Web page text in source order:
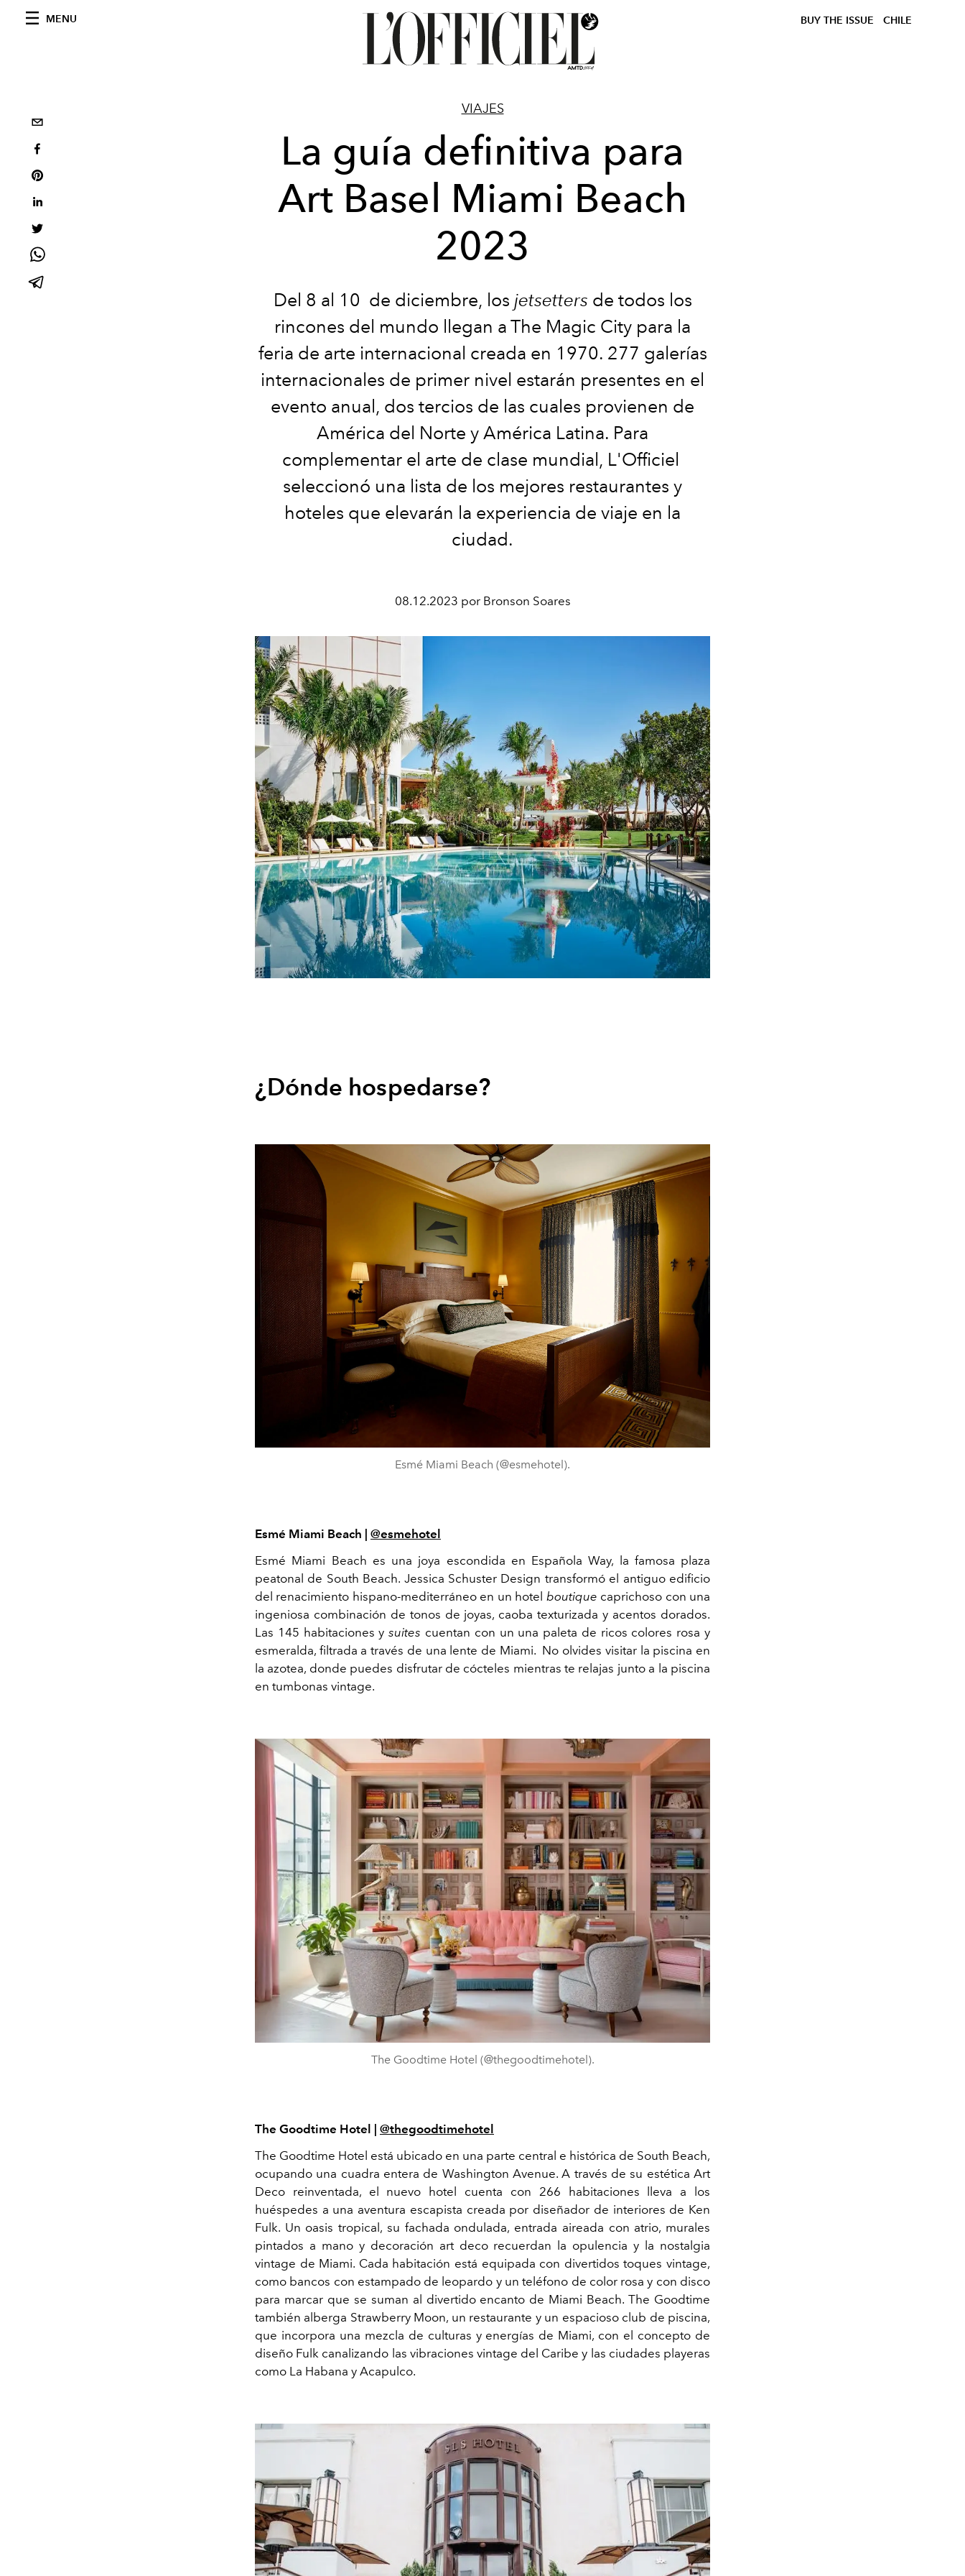
MENU BUY THE ISSUE CHILE
VIAJES
La guía definitiva para
Art Basel Miami Beach
2023
Del 8 al 10 de diciembre, los jetsetters de todos los
rincones del mundo llegan a The Magic City para la
feria de arte internacional creada en 1970. 277 galerías
internacionales de primer nivel estarán presentes en el
evento anual, dos tercios de las cuales provienen de
América del Norte y América Latina. Para
complementar el arte de clase mundial, L'Officiel
seleccionó una lista de los mejores restaurantes y
hoteles que elevarán la experiencia de viaje en la
ciudad.
08.12.2023 por Bronson Soares
¿Dónde hospedarse?
Esmé Miami Beach (@esmehotel).
Esmé Miami Beach |
@esmehotel
Esmé Miami Beach es una joya escondida en Española Way, la famosa plaza
peatonal de South Beach. Jessica Schuster Design transformó el antiguo edificio
del renacimiento hispano-mediterráneo en un hotel boutique caprichoso con una
ingeniosa combinación de tonos de joyas, caoba texturizada y acentos dorados.
Las 145 habitaciones ysuites cuentan con un una paleta de ricos colores rosa y
esmeralda, filtrada a través de una lente de Miami. No olvides visitar la piscina en
la azotea, donde puedes disfrutar de cócteles mientras te relajas junto a la piscina
en tumbonas vintage.
The Goodtime Hotel (@thegoodtimehotel).
The Goodtime Hotel | @thegoodtimehotel
The Goodtime Hotel está ubicado en una parte central e histórica de South Beach,
ocupando una cuadra entera de Washington Avenue. A través de su estética Art
Deco reinventada, el nuevo hotel cuenta con 266 habitaciones lleva a los
huéspedes a una aventura escapista creada por diseñador de interiores de Ken
Fulk. Un oasis tropical, su fachada ondulada, entrada aireada con atrio, murales
pintados a mano y decoración art deco recuerdan la opulencia y la nostalgia
vintage de Miami. Cada habitación está equipada con divertidos toques vintage,
como bancos con estampado de leopardo y un teléfono de color rosa y con disco
para marcar que se suman al divertido encanto de Miami Beach. The Goodtime
también alberga Strawberry Moon, un restaurante y un espacioso club de piscina,
que incorpora una mezcla de culturas y energías de Miami, con el concepto de
diseño Fulk canalizando las vibraciones vintage del Caribe y las ciudades playeras
como La Habana y Acapulco.